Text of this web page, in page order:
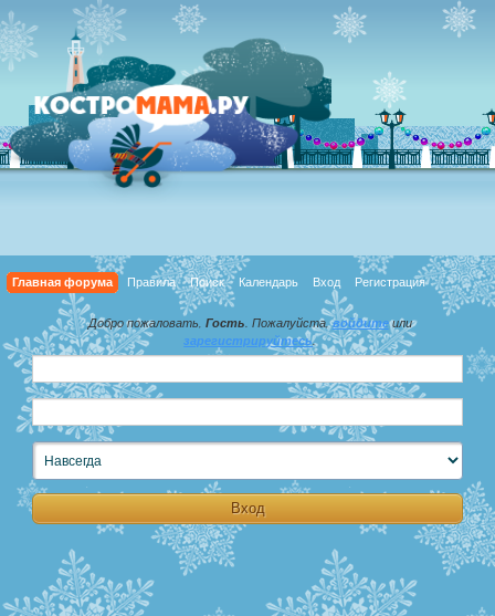
Главная форума Правила Поиск Календарь Вход Регистрация
Добро пожаловать, Гость . Пожалуйста,войдитеили
зарегистрируйтесь.